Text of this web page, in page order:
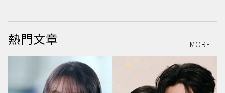
熱門文章 MORE